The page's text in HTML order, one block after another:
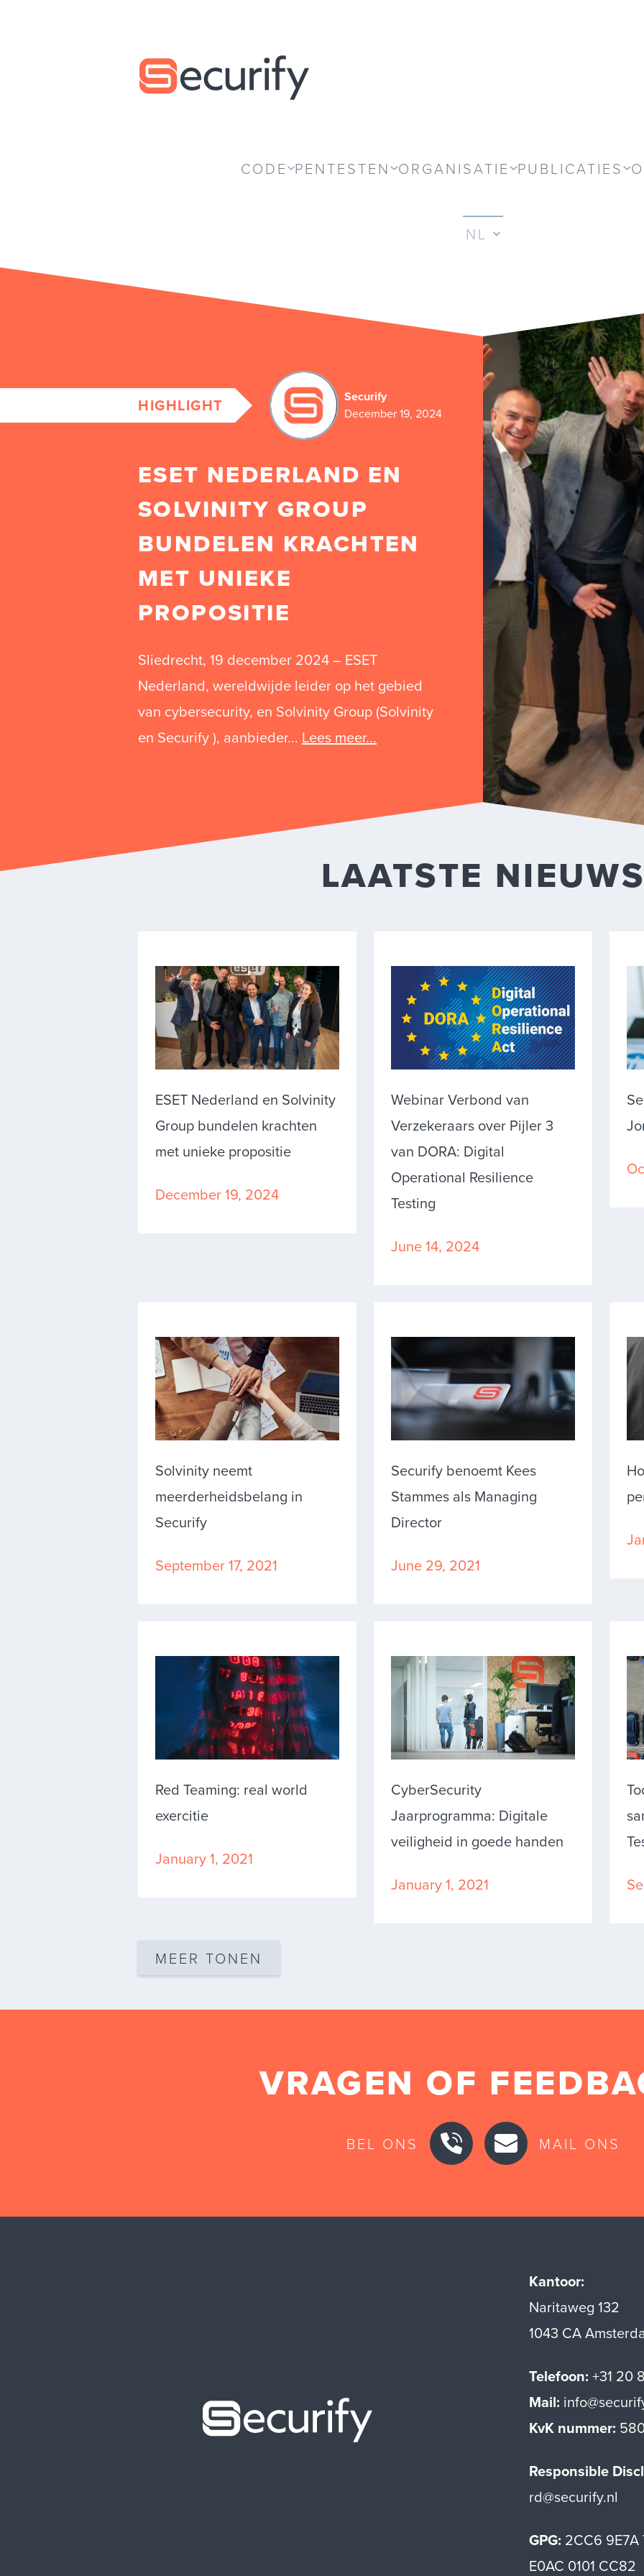
Securify home
CODE PENTESTEN ORGANISATIE PUBLICATIES
NL
HIGHLIGHT
Securify
December 19, 2024
ESET NEDERLAND EN
SOLVINITY GROUP
BUNDELEN KRACHTEN
MET UNIEKE
PROPOSITIE
Sliedrecht, 19 december 2024 – ESET
Nederland, wereldwijde leider op het gebied
van cybersecurity, en Solvinity Group (Solvinity
en Securify ), aanbieder... Lees meer...
LAATSTE
ESET Nederland en Solvinity
Group bundelen krachten
met unieke propositie
December 19, 2024
Webinar Verbond van
Verzekeraars over Pijler 3
van DORA: Digital
Operational Resilience
Testing
June 14, 2024
Solvinity neemt
meerderheidsbelang in
Securify
September 17, 2021
Securify benoemt Kees
Stammes als Managing
Director
June 29, 2021
Red Teaming: real world
exercitie
January 1, 2021
CyberSecurity
Jaarprogramma: Digitale
veiligheid in goede handen
January 1, 2021
MEER TONEN
VRAGEN OF
BEL ONS MAIL ONS
Kantoor:
Naritaweg 132
1043 CA
Telefoon: +31 20
Mail:
KvK nummer:
Responsible
rd@securify.nl
GPG: 2CC6 9E7A
E0AC 0101 CC82